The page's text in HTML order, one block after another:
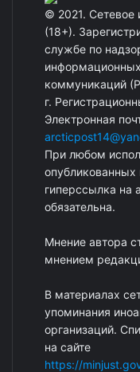
© 2021. Сетевое
(18+).
службе по
коммуникаций
г.
Электронная
При любом
опубликованных
гиперссылка на
обязательна.
Мнение автора
мнением
В материалах
упоминания
организаций.
на сайте
https://